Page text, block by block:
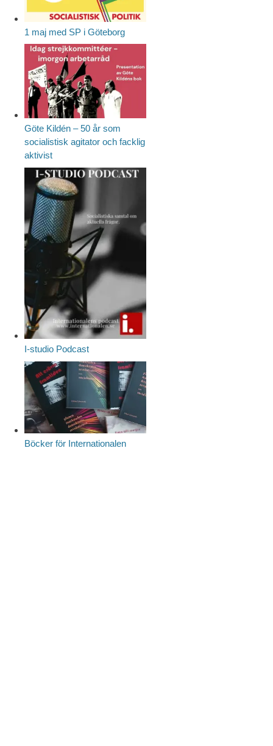
1 maj med SP i Göteborg
Göte Kildén – 50 år som
socialistisk agitator och facklig
aktivist
I-studio Podcast
Böcker för Internationalen